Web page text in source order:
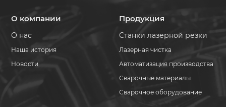
О компании
О нас
Наша история
Новости
Продукция
Станки лазерной резки
Лазерная чистка
Автоматизация производства
Сварочные материалы
Сварочное оборудование